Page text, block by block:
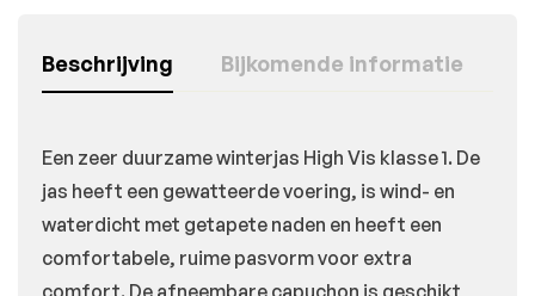
Beschrijving Bijkomende informatie
Een zeer duurzame winterjas High Vis klasse 1. De
jas heeft een gewatteerde voering, is wind- en
waterdicht met getapete naden en heeft een
comfortabele, ruime pasvorm voor extra